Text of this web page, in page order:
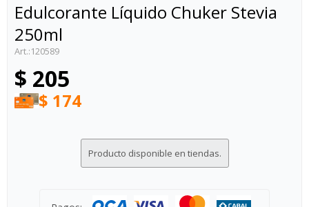
Edulcorante Líquido Chuker Stevia
250ml
120589
$ 205
$ 174
Producto disponible en tiendas.